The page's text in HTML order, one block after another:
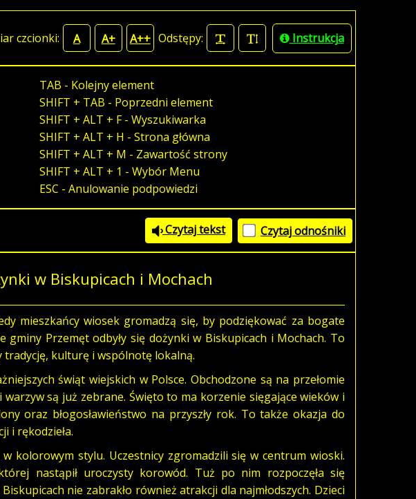
czcionki: A A+ A++ Odstępy: Instrukcja
TAB - Kolejny element
SHIFT + TAB - Poprzedni element
SHIFT + ALT + F - Wyszukiwarka
SHIFT + ALT + H - Strona główna
SHIFT + ALT + M - Zawartość strony
SHIFT + ALT + 1 - Wybór Menu
ESC - Anulowanie podpowiedzi
Czytaj tekst Czytaj odnośniki
w Biskupicach i Mochach
mieszkańcy wiosek gromadzą się, by podziękować za bogate
Przemęt odbyły się dożynki w Biskupicach i Mochach. To
tradycję, kulturę i wspólnotę lokalną.
świąt wiejskich w Polsce. Obchodzone są na przełomie
są już zebrane. Święto to ma korzenie sięgające wieków i
oraz błogosławieństwo na przyszły rok. To także okazja do
i rękodzieła.
kolorowym stylu. Uczestnicy zgromadzili się w centrum wioski.
nastąpił uroczysty korowód. Tuż po nim rozpoczęła się
nie zabrakło również atrakcji dla najmłodszych. Dzieci